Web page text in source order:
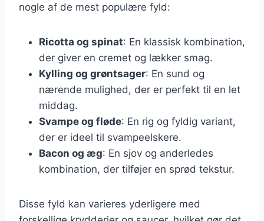
nogle af de mest populære fyld:
Ricotta og spinat: En klassisk kombination,
der giver en cremet og lækker smag.
Kylling og grøntsager: En sund og
nærende mulighed, der er perfekt til en let
middag.
Svampe og fløde: En rig og fyldig variant,
der er ideel til svampeelskere.
Bacon og æg: En sjov og anderledes
kombination, der tilføjer en sprød tekstur.
Disse fyld kan varieres yderligere med